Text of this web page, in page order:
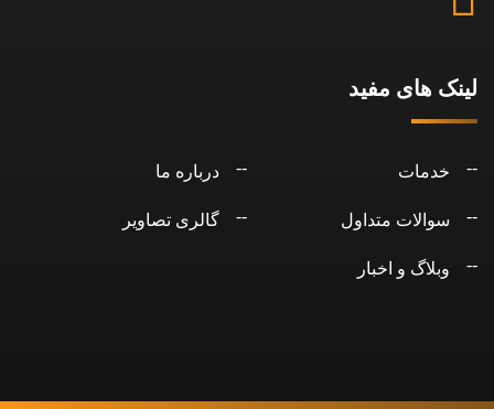
لینک های مفید
خدمات درباره ما
سوالات متداول گالری تصاویر
وبلاگ و اخبار